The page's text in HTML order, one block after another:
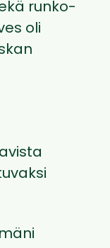
runko-
oli